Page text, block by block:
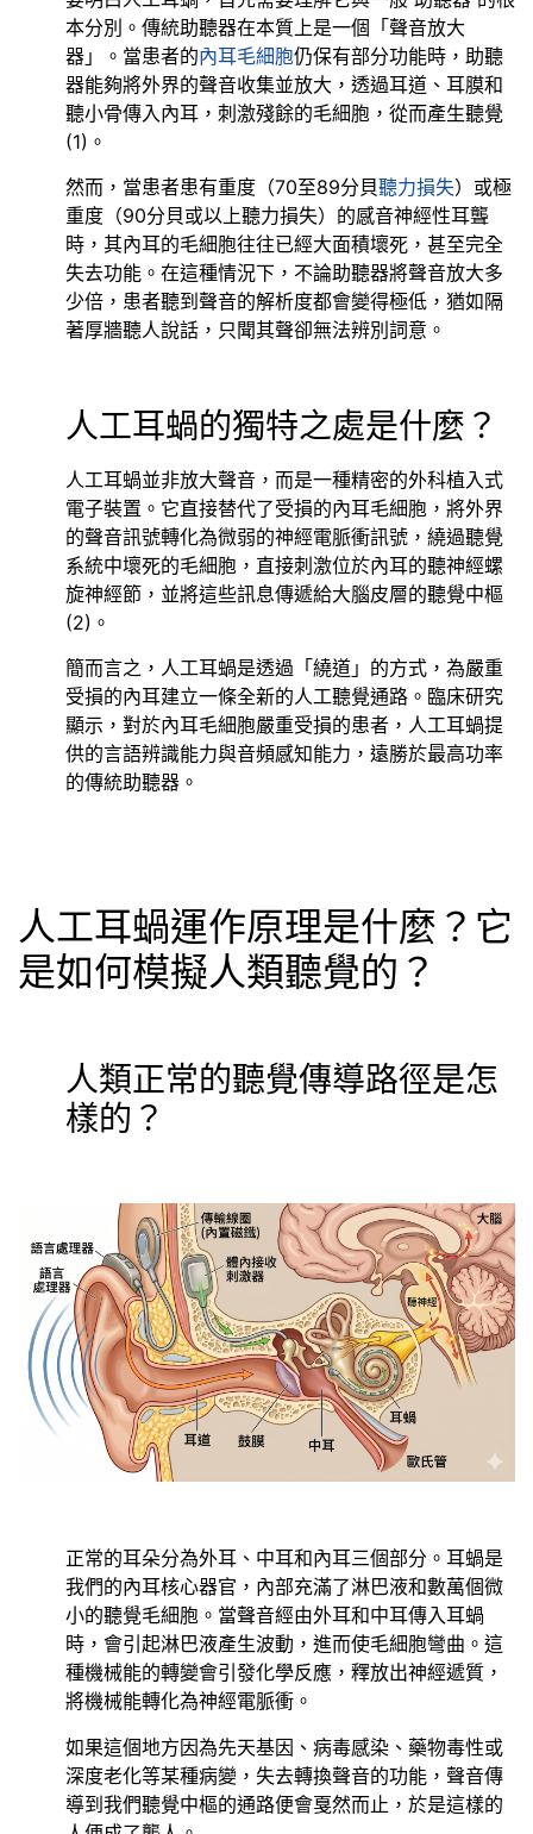
本分別。傳統助聽器在本質上是一個「聲音放大
器」。當患者的內耳毛細胞仍保有部分功能時，助聽
器能夠將外界的聲音收集並放大，透過耳道、耳膜和
聽小骨傳入內耳，刺激殘餘的毛細胞，從而產生聽覺
(1)。
然而，當患者患有重度（70至89分貝聽力損失）或極
重度（90分貝或以上聽力損失）的感音神經性耳聾
時，其內耳的毛細胞往往已經大面積壞死，甚至完全
失去功能。在這種情況下，不論助聽器將聲音放大多
少倍，患者聽到聲音的解析度都會變得極低，猶如隔
著厚牆聽人說話，只聞其聲卻無法辨別詞意。
人工耳蝸的獨特之處是什麼？
人工耳蝸並非放大聲音，而是一種精密的外科植入式
電子裝置。它直接替代了受損的內耳毛細胞，將外界
的聲音訊號轉化為微弱的神經電脈衝訊號，繞過聽覺
系統中壞死的毛細胞，直接刺激位於內耳的聽神經螺
旋神經節，並將這些訊息傳遞給大腦皮層的聽覺中樞
(2)。
簡而言之，人工耳蝸是透過「繞道」的方式，為嚴重
受損的內耳建立一條全新的人工聽覺通路。臨床研究
顯示，對於內耳毛細胞嚴重受損的患者，人工耳蝸提
供的言語辨識能力與音頻感知能力，遠勝於最高功率
的傳統助聽器。
人工耳蝸運作原理是什麼？它
是如何模擬人類聽覺的？
人類正常的聽覺傳導路徑是怎
樣的？
正常的耳朵分為外耳、中耳和內耳三個部分。耳蝸是
我們的內耳核心器官，內部充滿了淋巴液和數萬個微
小的聽覺毛細胞。當聲音經由外耳和中耳傳入耳蝸
時，會引起淋巴液產生波動，進而使毛細胞彎曲。這
種機械能的轉變會引發化學反應，釋放出神經遞質，
將機械能轉化為神經電脈衝。
如果這個地方因為先天基因、病毒感染、藥物毒性或
深度老化等某種病變，失去轉換聲音的功能，聲音傳
導到我們聽覺中樞的通路便會戛然而止，於是這樣的